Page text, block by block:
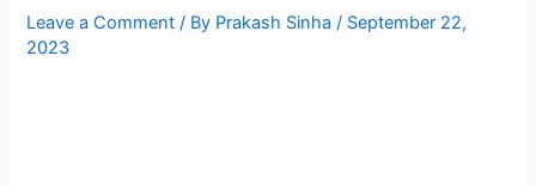
Leave a Comment / By Prakash Sinha/ September 22,
2023